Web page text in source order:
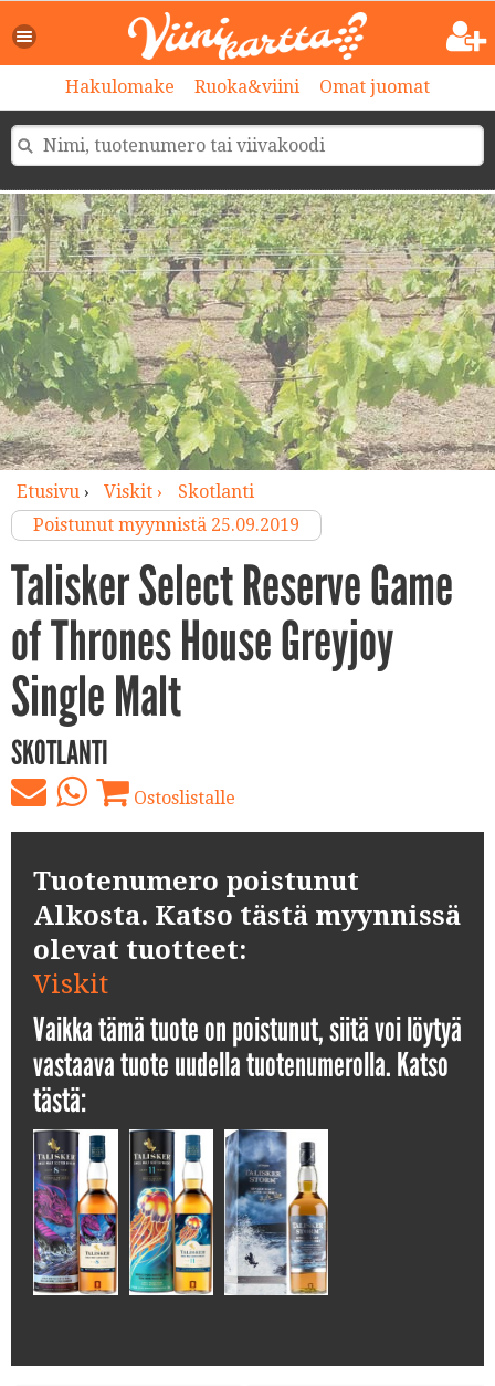
Hakulomake Ruoka&viini Omat juomat
Etusivu› Viskit ›
Skotlanti
Poistunut myynnistä 25.09.2019
Talisker Select Reserve Game
of Thrones House Greyjoy
Single Malt
SKOTLANTI
Ostoslistalle
Tuotenumero poistunut
Alkosta. Katso tästä myynnissä
olevat tuotteet:
Viskit
Vaikka tämä tuote on poistunut, siitä voi löytyä
vastaava tuote uudella tuotenumerolla. Katso
tästä: